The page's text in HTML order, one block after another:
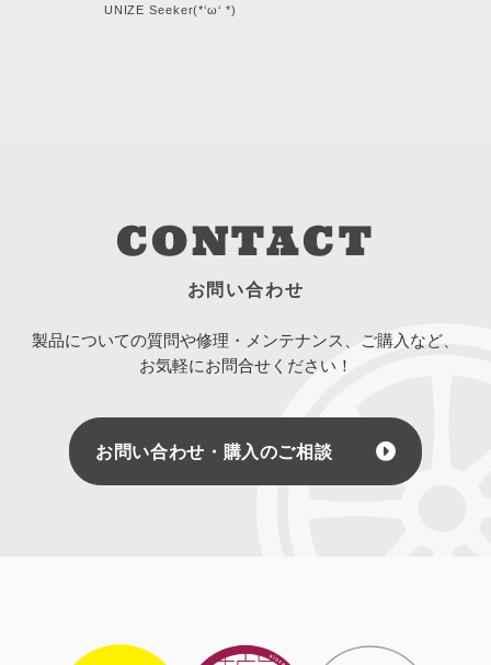
UNIZE Seeker(*‘ω‘ *)
CONTACT
お問い合わせ
製品についての質問や修理・メンテナンス、ご購入など、
お気軽にお問合せください！
お問い合わせ・購入のご相談